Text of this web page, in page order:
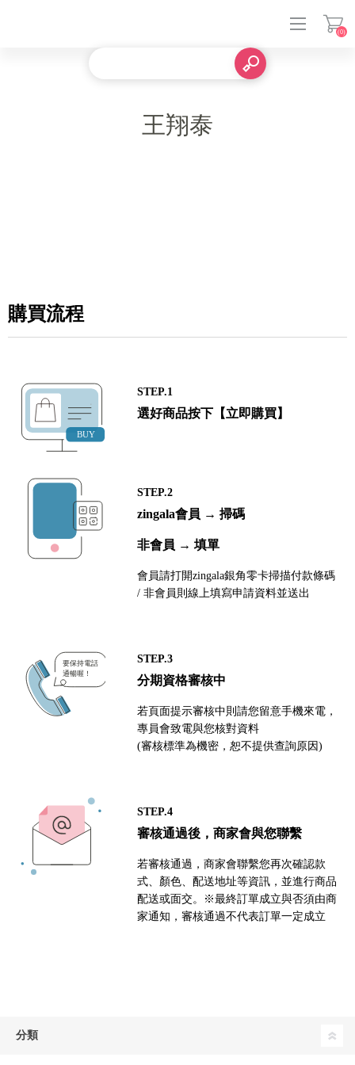
(0)
王翔泰
購買流程
STEP.1
選好商品按下【立即購買】
STEP.2
zingala會員 → 掃碼
非會員 → 填單
會員請打開zingala銀角零卡掃描付款條碼
/ 非會員則線上填寫申請資料並送出
STEP.3
分期資格審核中
若頁面提示審核中則請您留意手機來電，
專員會致電與您核對資料
(審核標準為機密，恕不提供查詢原因)
STEP.4
審核通過後，商家會與您聯繫
若審核通過，商家會聯繫您再次確認款
式、顏色、配送地址等資訊，並進行商品
配送或面交。※最終訂單成立與否須由商
家通知，審核通過不代表訂單一定成立
分類